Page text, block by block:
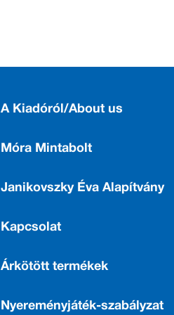
A Kiadóról/About us
Móra Mintabolt
Janikovszky Éva Alapítvány
Kapcsolat
Árkötött termékek
Nyereményjáték-szabályzat